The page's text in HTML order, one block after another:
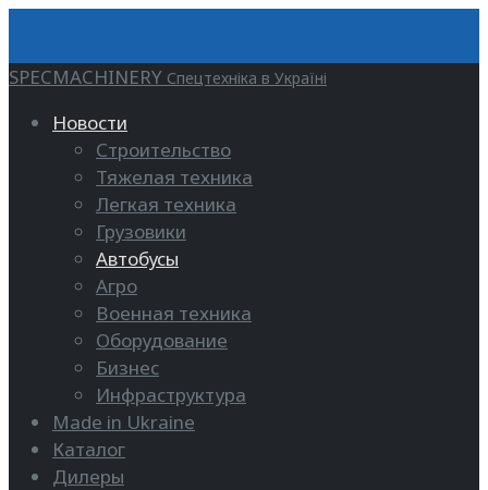
SPECMACHINERY Спецтехніка в Україні
Новости
Строительство
Тяжелая техника
Легкая техника
Грузовики
Автобусы
Агро
Военная техника
Оборудование
Бизнес
Инфраструктура
Made in Ukraine
Каталог
Дилеры